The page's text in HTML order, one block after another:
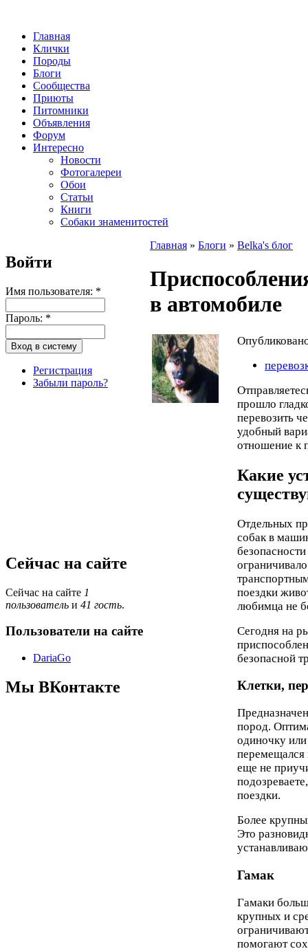
Главная
Клички
Породы
Блоги
Сообщества
Приюты
Питомники
Объявления
Форум
Интересно
Новости
Фотогалереи
Обои
Статьи
Книги
Собаки знаменитостей
Войти
Имя пользователя: *
Пароль: *
Регистрация
Забыли пароль?
Сейчас на сайте
Сейчас на сайте 1
пользователь и 41 гость.
Пользователи на сайте
DariaGo
Мы ВКонтакте
Главная » Блоги » Belka's блог
в автомобиле
прошло
перевозить
удобный
отношение к
Какие
Отдельных
собак в
поездки
любимца не
Сегодня на
безопасной
Клетки,
пород.
одиночку
перемещался
еще не
поездки.
Более
Это
Гамак
Гамаки
крупных и
помогают